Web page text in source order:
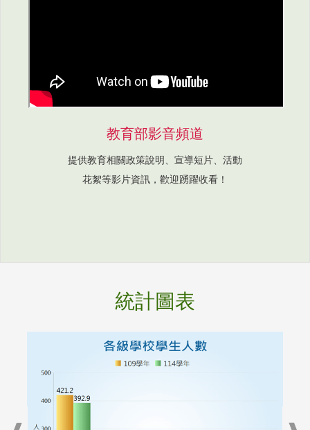
教育部影音頻道
提供教育相關政策說明、宣導短片、活動
花絮等影片資訊，歡迎踴躍收看！
統計圖表